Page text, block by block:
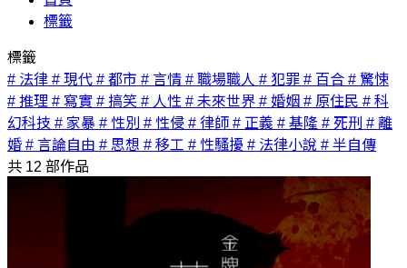
標籤
標籤
# 法律 # 現代 # 都市 # 言情 # 職場職人 # 犯罪 # 百合 # 驚悚
# 推理 # 寫實 # 搞笑 # 人性 # 未來世界 # 婚姻 # 原住民 # 科
幻科技 # 家暴 # 性別 # 性侵 # 律師 # 正義 # 基隆 # 死刑 # 離
婚 # 言論自由 # 思想 # 移工 # 性騷擾 # 法律小說 # 半自傳
共 12 部作品